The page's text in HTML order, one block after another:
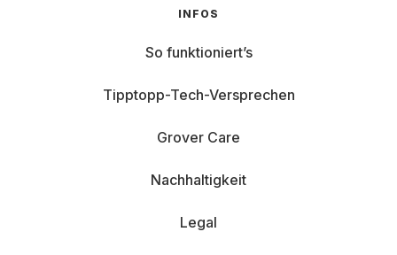
INFOS
So funktioniert’s
Tipptopp-Tech-Versprechen
Grover Care
Nachhaltigkeit
Legal